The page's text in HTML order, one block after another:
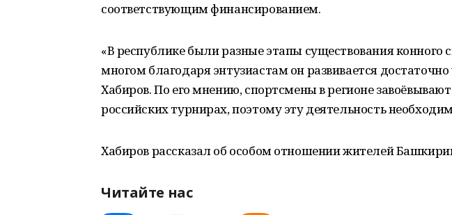
соответствующим финансированием.
«В республике были разные этапы существования конного
многом благодаря энтузиастам он развивается
Хабиров. По его мнению, спортсмены в регионе
российских турнирах, поэтому эту деятельность
Хабиров рассказал об особом отношении жителей
Читайте нас